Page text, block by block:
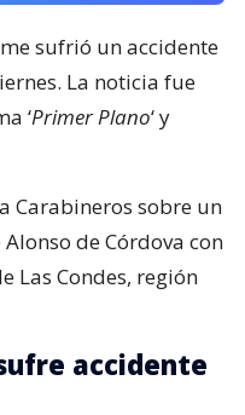
sufrió un accidente
La noticia fue
‘Primer Plano‘ y
Carabineros sobre un
de Córdova con
Las Condes, región
accidente